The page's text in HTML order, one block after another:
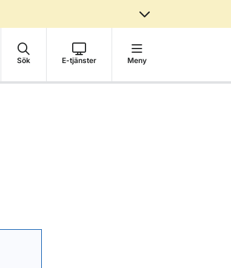
Sök E-tjänster Meny